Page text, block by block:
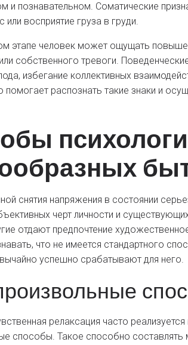
и познавательном. Соматические
или восприятие груза в груди.
этапе человек может ощущать
собственного тревоги.
избегание коллективных
помогает распознать такие знаки и
снятия напряжения в состоянии
черт личности и
отдают предпочтение
что не имеется стандартного
успешно срабатывают для него.
релаксация часто
способы. Такое способно составлять